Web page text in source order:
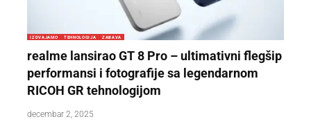
IZDVAJAMO TEHNOLOGIJA ZABAVA
realme lansirao GT 8 Pro – ultimativni flegšip
performansi i fotografije sa legendarnom
RICOH GR tehnologijom
decembar 2, 2025